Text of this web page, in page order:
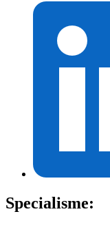
Specialisme: